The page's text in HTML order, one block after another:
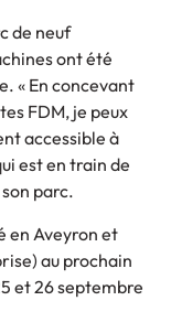
de neuf
ont été
« En concevant
FDM, je peux
accessible à
est en train de
parc.
en Aveyron et
au prochain
et 26 septembre